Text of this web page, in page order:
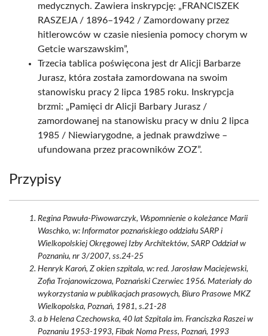
medycznych. Zawiera inskrypcję: „FRANCISZEK
RASZEJA / 1896–1942 / Zamordowany przez
hitlerowców w czasie niesienia pomocy chorym w
Getcie warszawskim”,
Trzecia tablica poświęcona jest dr Alicji Barbarze
Jurasz, która została zamordowana na swoim
stanowisku pracy 2 lipca 1985 roku. Inskrypcja
brzmi: „Pamięci dr Alicji Barbary Jurasz /
zamordowanej na stanowisku pracy w dniu 2 lipca
1985 / Niewiarygodne, a jednak prawdziwe –
ufundowana przez pracowników ZOZ”.
Przypisy
Regina Pawuła-Piwowarczyk, Wspomnienie o koleżance Marii
Waschko, w: Informator poznańskiego oddziału SARP i
Wielkopolskiej Okręgowej Izby Architektów, SARP Oddział w
Poznaniu, nr 3/2007, ss.24-25
Henryk Karoń, Z okien szpitala, w: red. Jarosław Maciejewski,
Zofia Trojanowiczowa, Poznański Czerwiec 1956. Materiały do
wykorzystania w publikacjach prasowych, Biuro Prasowe MKZ
Wielkopolska, Poznań, 1981, s.21-28
a b Helena Czechowska, 40 lat Szpitala im. Franciszka Raszei w
Poznaniu 1953-1993, Fibak Noma Press, Poznań, 1993